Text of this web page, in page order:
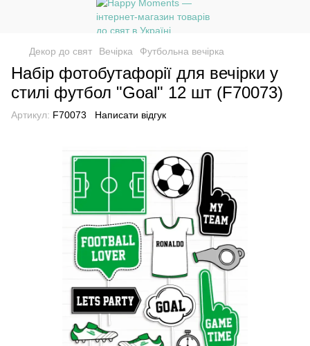
Декор до свят Вечірка Футбольна вечірка
Набір фотобутафорії для вечірки у
стилі футбол "Goal" 12 шт (F70073)
Артикул: F70073 Написати відгук